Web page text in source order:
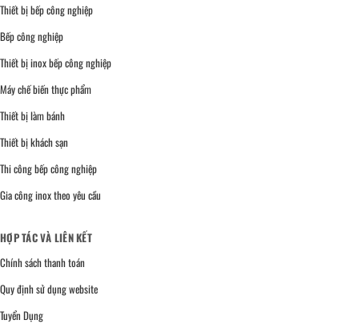
Thiết bị bếp công nghiệp
Bếp công nghiệp
Thiết bị inox bếp công nghiệp
Máy chế biến thực phẩm
Thiết bị làm bánh
Thiết bị khách sạn
Thi công bếp công nghiệp
Gia công inox theo yêu cầu
HỢP TÁC VÀ LIÊN KẾT
Chính sách thanh toán
Quy định sử dụng website
Tuyển Dụng